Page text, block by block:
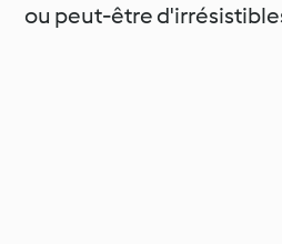
ou peut-être